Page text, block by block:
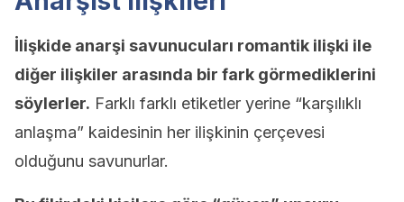
İlişkide anarşi savunucuları romantik ilişki ile
diğer ilişkiler arasında bir fark görmediklerini
söylerler. Farklı farklı etiketler yerine “karşılıklı
anlaşma” kaidesinin her ilişkinin çerçevesi
olduğunu savunurlar.